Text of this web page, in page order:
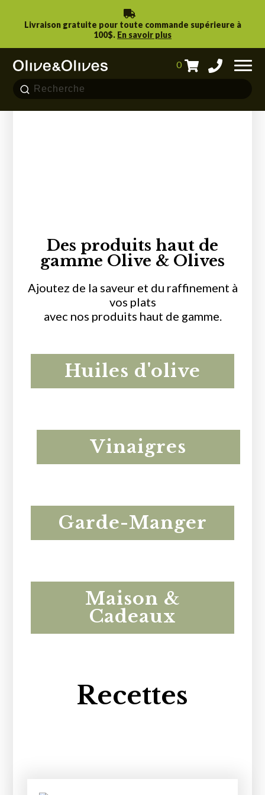
Livraison gratuite pour toute commande supérieure à
100$. En savoir plus
NOUS JOINDRE
MON COMPTE
0
L'art de recevoir tout l'été
Des produits haut de
gamme Olive & Olives
Ajoutez de la saveur et du raffinement à
vos plats
avec nos produits haut de gamme.
Huiles d'olive
Vinaigres
Garde-Manger
Maison &
Cadeaux
Recettes